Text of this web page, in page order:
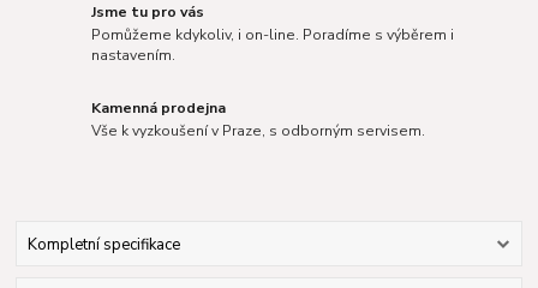
Jsme tu pro vás
Pomůžeme kdykoliv, i on-line. Poradíme s výběrem i
nastavením.
Kamenná prodejna
Vše k vyzkoušení v Praze, s odborným servisem.
Kompletní specifikace